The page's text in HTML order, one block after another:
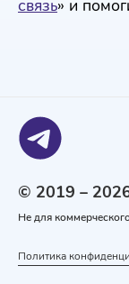
связь» и
© 2019 –
Не для
Политика